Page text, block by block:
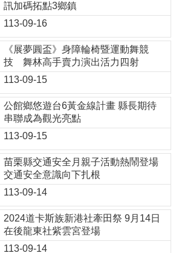
訊加碼拓點3鄉鎮
113-09-16
《展夢圓盃》身障輪椅暨運動舞競
技 舞林高手賣力演出活力四射
113-09-15
公館鄉悠遊台6黃金線計畫 縣長期待
串聯成為觀光亮點
113-09-15
苗栗縣交通安全月親子活動熱鬧登場
交通安全意識向下扎根
113-09-14
2024道卡斯族新港社牽田祭 9月14日
在後龍東社紫雲宮登場
113-09-14